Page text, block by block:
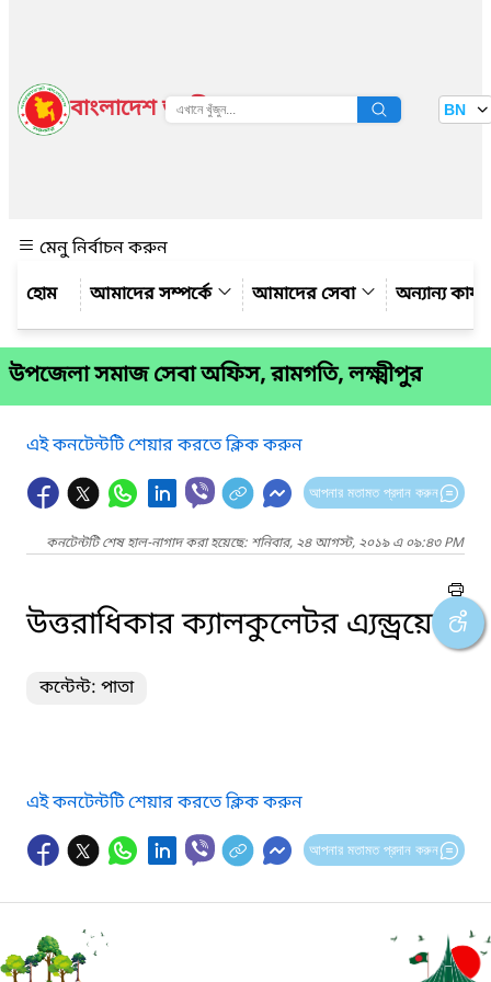
বাংলাদেশ জাতীয় তথ্য বাতায়ন BN
মেনু নির্বাচন করুন
আমাদের সম্পর্কে
আমাদের সেবা অন্যান্য
উপজেলা সমাজ সেবা অফিস, রামগতি, লক্ষ্মীপুর
এই কনটেন্টটি শেয়ার করতে ক্লিক করুন
আপনার মতামত প্রদান করুন
কনটেন্টটি শেষ হাল-নাগাদ করা হয়েছে: শনিবার, ২৪ আগস্ট, ২০১৯ এ ০৯:৪৩ PM
উত্তরাধিকার ক্যালকুলেটর এ্যন্ড্রয়েড
কন্টেন্ট: পাতা
এই কনটেন্টটি শেয়ার করতে ক্লিক করুন
আপনার মতামত প্রদান করুন